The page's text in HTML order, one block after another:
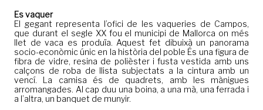
Es vaquer
El gegant representa l’ofici de les vaqueries de Campos,
que durant el segle XX fou el municipi de Mallorca on més
llet de vaca es produïa. Aquest fet dibuixà un panorama
socio-econòmic únic en la història del poble És una figura de
fibra de vidre, resina de polièster i fusta vestida amb uns
calçons de roba de llista subjectats a la cintura amb un
vencí. La camisa és de quadrets, amb les mànigues
arromangades. Al cap duu una boina, a una mà, una ferrada i
a l’altra, un banquet de munyir.